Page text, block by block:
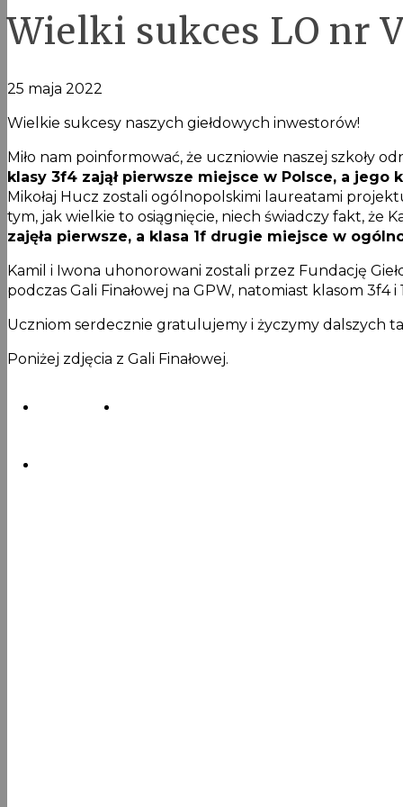
Wielki sukces LO nr
25 maja 2022
Wielkie sukcesy naszych giełdowych inwestorów!
Miło nam poinformować, że uczniowie naszej szkoły
klasy 3f4 zajął pierwsze miejsce w Polsce, a
Mikołaj Hucz zostali ogólnopolskimi laureatami
tym, jak wielkie to osiągnięcie, niech świadczy fakt, że
zajęła pierwsze, a klasa 1f drugie miejsce w
Kamil i Iwona uhonorowani zostali przez Fundację
podczas Gali Finałowej na GPW, natomiast klasom
Uczniom serdecznie gratulujemy i życzymy dalszych
Poniżej zdjęcia z Gali Finałowej.